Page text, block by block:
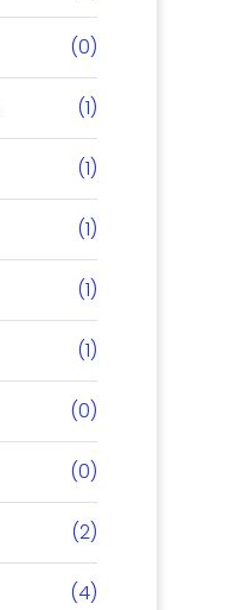
(0)
(1)
(1)
(1)
(1)
(1)
(0)
(0)
(2)
(4)